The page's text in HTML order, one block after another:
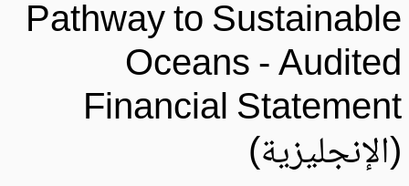
Pathway to
Oceans -
Financial